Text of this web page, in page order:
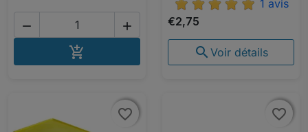
 
 AJOUTER AU PANIER
1 avis
€2,75
 Voir détails
favorite_border
favorite_border favorite_border
favorite_border